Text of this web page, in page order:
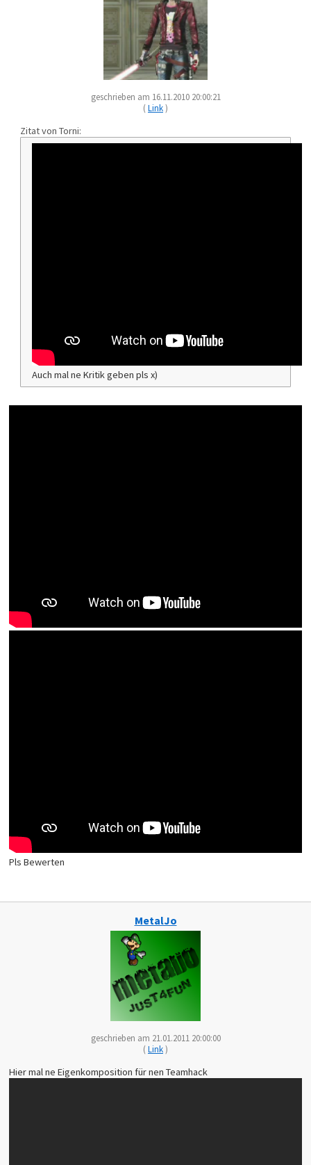
geschrieben am 16.11.2010 20:00:21
(Link)
Zitat von Torni:
Auch mal ne Kritik geben pls x)
Pls Bewerten
MetalJo
geschrieben am 21.01.2011 20:00:00
(Link)
Hier mal ne Eigenkomposition für nen Teamhack